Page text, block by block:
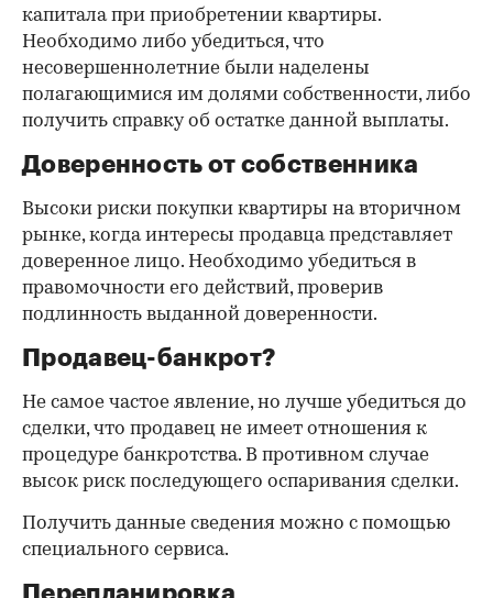
капитала при приобретении квартиры.
Необходимо либо убедиться, что
несовершеннолетние были наделены
полагающимися им долями собственности, либо
получить справку об остатке данной выплаты.
Доверенность от собственника
Высоки риски покупки квартиры на вторичном
рынке, когда интересы продавца представляет
доверенное лицо. Необходимо убедиться в
правомочности его действий, проверив
подлинность выданной доверенности.
Продавец-банкрот?
Не самое частое явление, но лучше убедиться до
сделки, что продавец не имеет отношения к
процедуре банкротства. В противном случае
высок риск последующего оспаривания сделки.
Получить данные сведения можно с помощью
специального сервиса.
Перепланировка